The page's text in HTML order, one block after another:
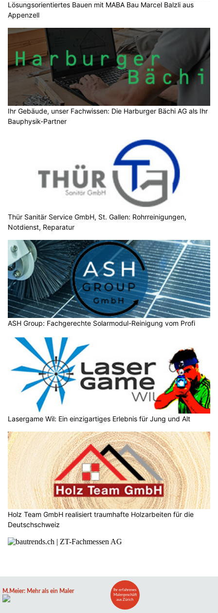
Lösungsorientiertes Bauen mit MABA Bau Marcel Balzli aus
Appenzell
Ihr Gebäude, unser Fachwissen: Die Harburger Bächi AG als Ihr
Bauphysik-Partner
Thür Sanitär Service GmbH, St. Gallen: Rohrreinigungen,
Notdienst, Reparatur
ASH Group: Fachgerechte Solarmodul-Reinigung vom Profi
Lasergame Wil: Ein einzigartiges Erlebnis für Jung und Alt
Holz Team GmbH realisiert traumhafte Holzarbeiten für die
Deutschschweiz